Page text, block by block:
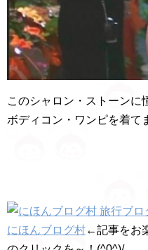
このシャロン・ストーンに
ボディコン・ワンピを着て
にほんブログ村←記事をお